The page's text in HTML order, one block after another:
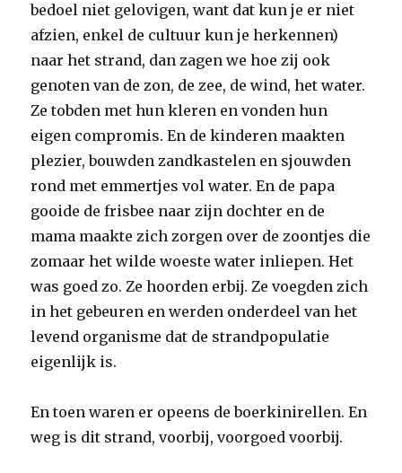
bedoel niet gelovigen, want dat kun je er niet
afzien, enkel de cultuur kun je herkennen)
naar het strand, dan zagen we hoe zij ook
genoten van de zon, de zee, de wind, het water.
Ze tobden met hun kleren en vonden hun
eigen compromis. En de kinderen maakten
plezier, bouwden zandkastelen en sjouwden
rond met emmertjes vol water. En de papa
gooide de frisbee naar zijn dochter en de
mama maakte zich zorgen over de zoontjes die
zomaar het wilde woeste water inliepen. Het
was goed zo. Ze hoorden erbij. Ze voegden zich
in het gebeuren en werden onderdeel van het
levend organisme dat de strandpopulatie
eigenlijk is.
En toen waren er opeens de boerkinirellen. En
weg is dit strand, voorbij, voorgoed voorbij.